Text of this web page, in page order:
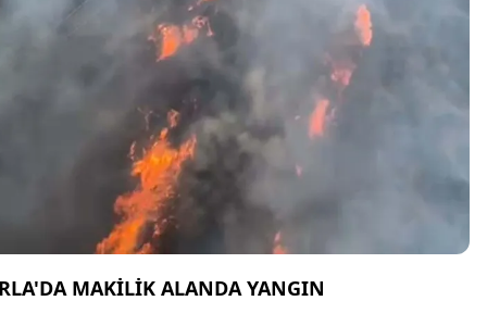
MAKİLİK ALANDA YANGIN